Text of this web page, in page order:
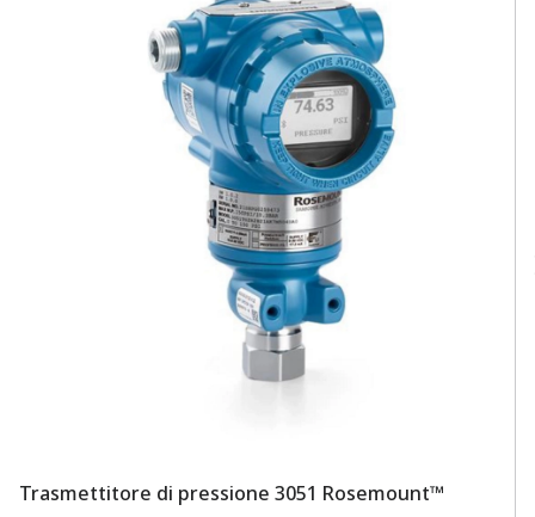
Trasmettitore di pressione 3051 Rosemount™